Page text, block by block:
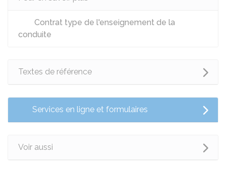
Contrat type de l'enseignement de la
conduite
Textes de référence
Services en ligne et formulaires
Voir aussi